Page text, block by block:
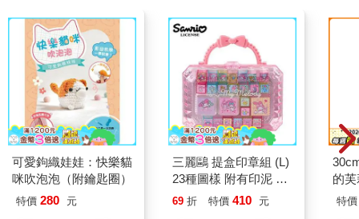
頓時，我的心好像打翻了一瓶可樂，氣泡無限竄流，但並不是因
為尚昱哥，而是曾經，也有個人總愛對我做這樣的動作，說這樣
的話。熟悉的心動加上回憶突然湧起的恐慌，我低下頭，手有點
顫抖地點開剛進來的電子郵件，試圖轉移注意力。
又是一樣的內容。
「親愛的力想，您好，自由設計公司歡迎您加入我們的團隊。」
力想是我在業界使用的名字，用力去想未來，用力地不再想過
去，再加上剛好是我名字的諧音，就這麼用了好幾年。最重要的
可愛鉤織娃娃：快樂貓
咪吹泡泡（附鑰匙圈）
特價 280 元
三麗鷗 提盒印章組 (L)
23種圖樣 附有印泥 手
帳印章 迷你印章 印章
69 折 特價 410 元
的
特價